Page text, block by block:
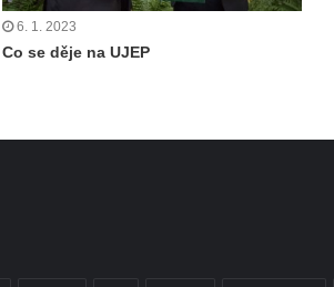
6. 1. 2023
Co se děje na UJEP